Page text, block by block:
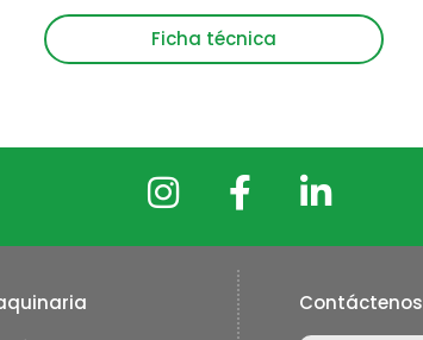
Ficha técnica
Contáctenos